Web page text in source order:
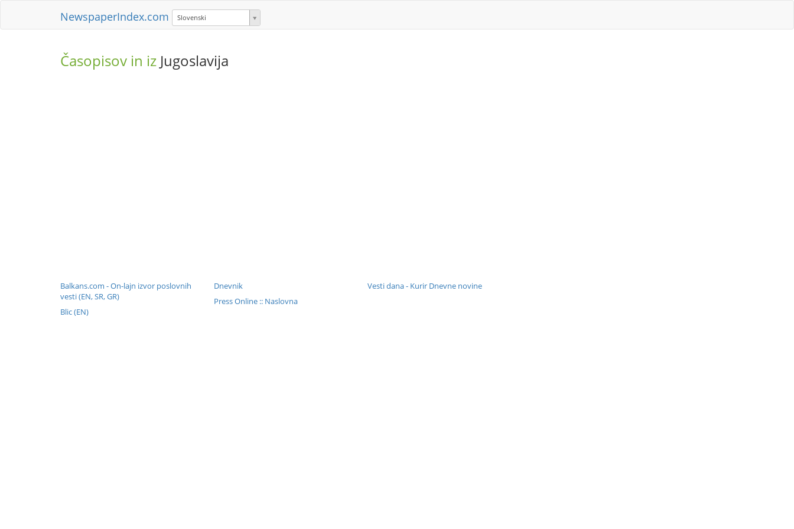
NewspaperIndex.com Slovenski
Časopisov in iz Jugoslavija
Balkans.com - On-lajn izvor poslovnih
vesti (EN, SR, GR)
Blic (EN)
Dnevnik
Press Online :: Naslovna
Vesti dana - Kurir Dnevne novine